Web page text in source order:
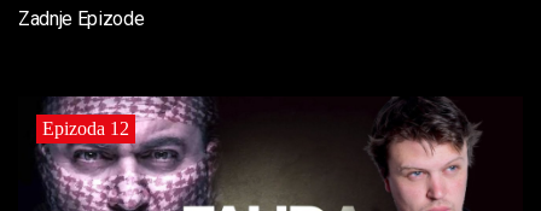
Zadnje Epizode
Epizoda 12